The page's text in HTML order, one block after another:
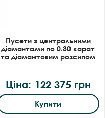
Пусети з центральними
діамантами по 0.30 карат
та діамантовим розсипом
Ціна: 122 375 грн
Купити